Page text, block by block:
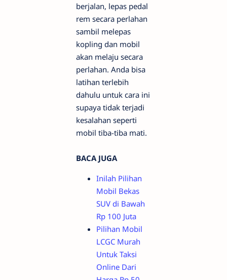
berjalan, lepas pedal
rem secara perlahan
sambil melepas
kopling dan mobil
akan melaju secara
perlahan. Anda bisa
latihan terlebih
dahulu untuk cara ini
supaya tidak terjadi
kesalahan seperti
mobil tiba-tiba mati.
BACA JUGA
Inilah Pilihan
Mobil Bekas
SUV di Bawah
Rp 100 Juta
Pilihan Mobil
LCGC Murah
Untuk Taksi
Online Dari